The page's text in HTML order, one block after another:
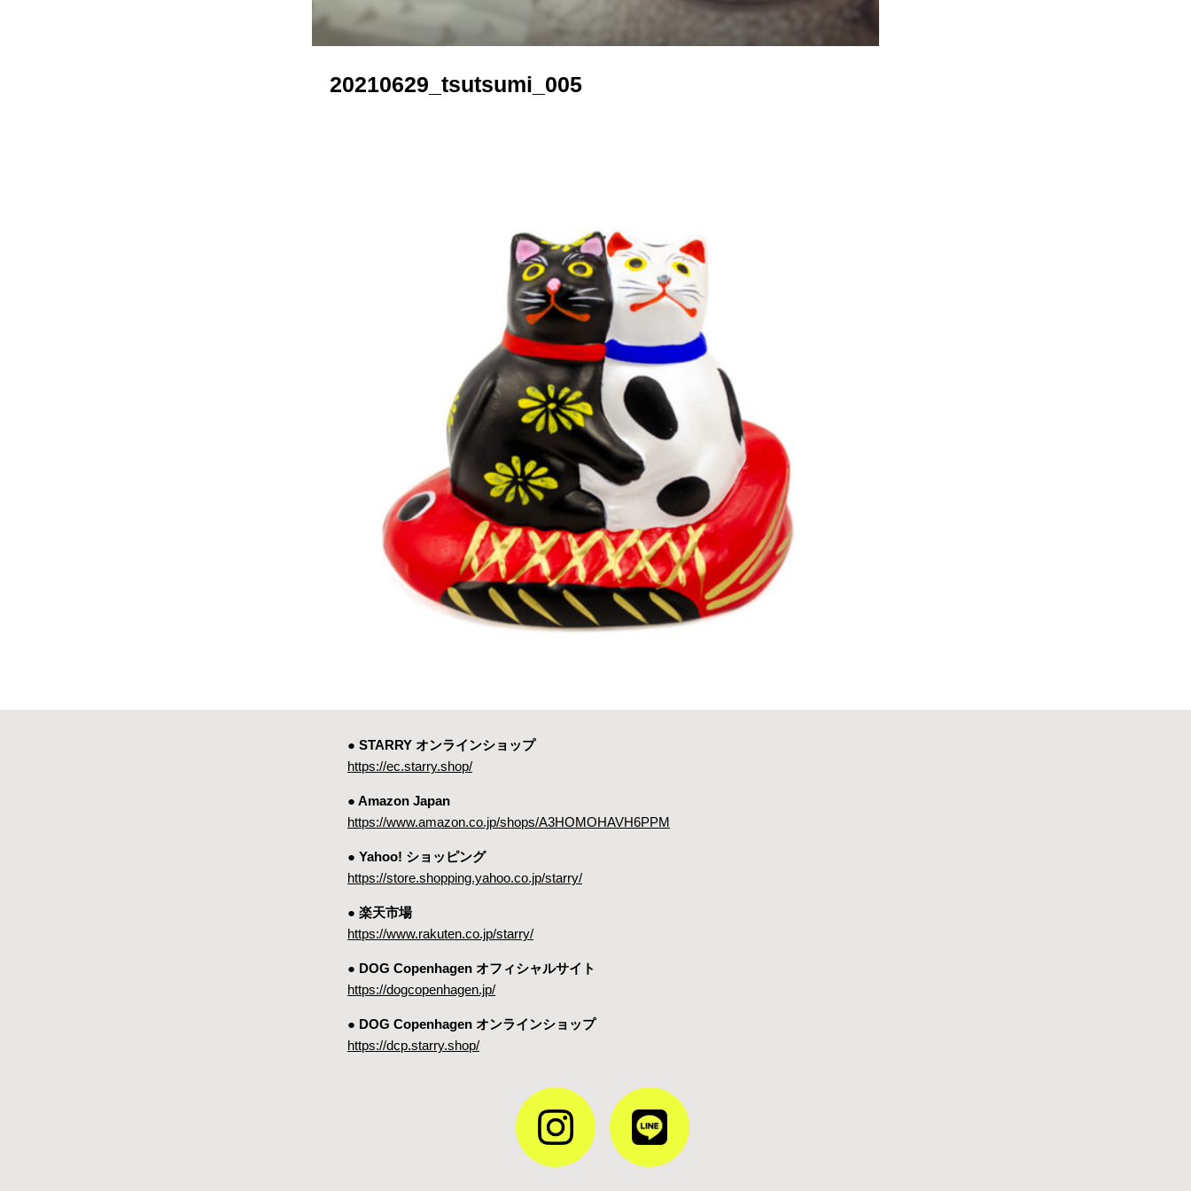
20210629_tsutsumi_005
● STARRY オンラインショップ
https://ec.starry.shop/
● Amazon Japan
https://www.amazon.co.jp/shops/A3HOMOHAVH6PPM
● Yahoo! ショッピング
https://store.shopping.yahoo.co.jp/starry/
● 楽天市場
https://www.rakuten.co.jp/starry/
● DOG Copenhagen オフィシャルサイト
https://dogcopenhagen.jp/
● DOG Copenhagen オンラインショップ
https://dcp.starry.shop/